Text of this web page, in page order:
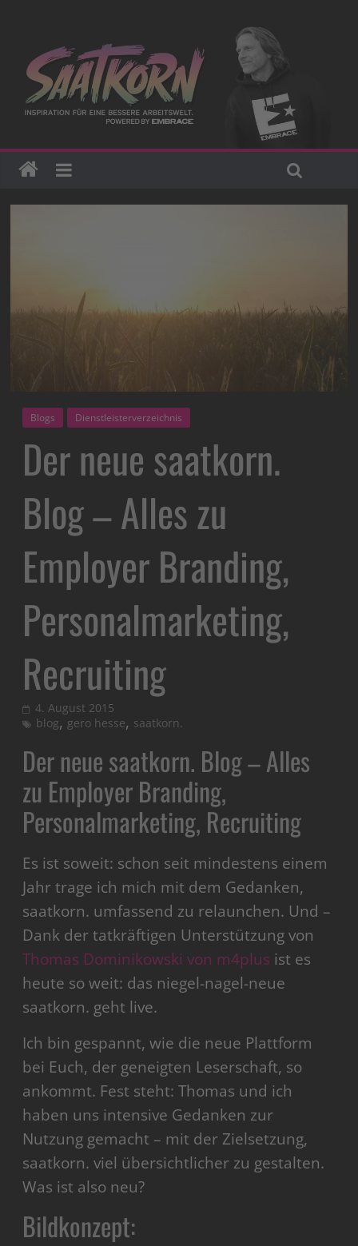
Blogs Dienstleisterverzeichnis
Der neue saatkorn.
Blog – Alles zu
Employer Branding,
Personalmarketing,
Recruiting
4. August 2015
blog,gero hesse, saatkorn.
Der neue saatkorn. Blog – Alles
zu Employer Branding,
Personalmarketing, Recruiting
Es ist soweit: schon seit mindestens einem
Jahr trage ich mich mit dem Gedanken,
saatkorn. umfassend zu relaunchen. Und –
Dank der tatkräftigen Unterstützung von
Thomas Dominikowski von m4plus ist es
heute so weit: das niegel-nagel-neue
saatkorn. geht live.
Ich bin gespannt, wie die neue Plattform
bei Euch, der geneigten Leserschaft, so
ankommt. Fest steht: Thomas und ich
haben uns intensive Gedanken zur
Nutzung gemacht – mit der Zielsetzung,
saatkorn. viel übersichtlicher zu gestalten.
Was ist also neu?
Bildkonzept: